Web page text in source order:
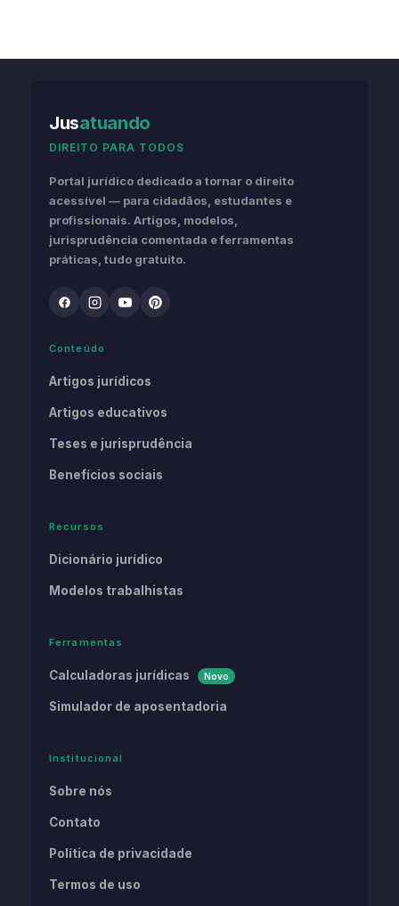
Jusatuando
DIREITO PARA TODOS
Portal jurídico dedicado a tornar o direito
acessível — para cidadãos, estudantes e
profissionais. Artigos, modelos,
jurisprudência comentada e ferramentas
práticas, tudo gratuito.
Conteúdo
Artigos jurídicos
Artigos educativos
Teses e jurisprudência
Benefícios sociais
Recursos
Dicionário jurídico
Modelos trabalhistas
Ferramentas
Calculadoras jurídicas Novo
Simulador de aposentadoria
Institucional
Sobre nós
Contato
Política de privacidade
Termos de uso